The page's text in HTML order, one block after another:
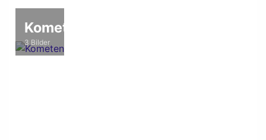
Kometen
3 Bilder